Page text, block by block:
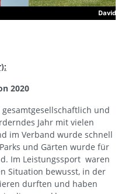
Günther
2020
und
Jahr mit vielen
im Verband wurde schnell
und Gärten wurde für
Im Leistungssport waren
Situation bewusst, in der
durften und haben